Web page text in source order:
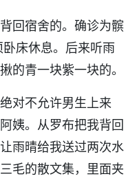
回宿舍的。确诊为髌
床休息。后来听雨
的青一块紫一块的。
对不允许男生上来
姨。从罗布把我背回
雨晴给我送过两次水
毛的散文集，里面夹